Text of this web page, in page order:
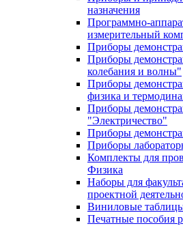
назначения
Программно-
измерительный
Приборы
Приборы
колебания и волны"
Приборы
физика и
Приборы
"Электричество"
Приборы
Приборы
Комплекты для
Физика
Наборы для
проектной
Виниловые
Печатные пособия